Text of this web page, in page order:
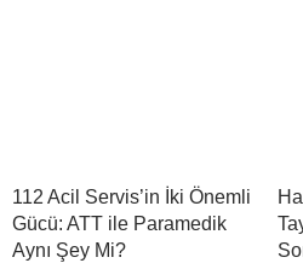
112 Acil Servis’in İki Önemli
Gücü: ATT ile Paramedik
Aynı Şey Mi?